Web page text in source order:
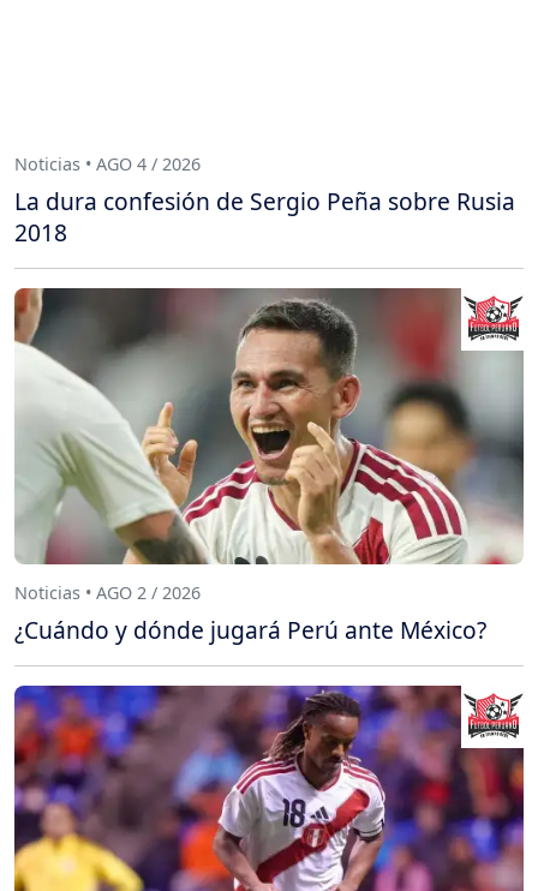
Noticias • AGO 4 / 2026
La dura confesión de Sergio Peña sobre Rusia
2018
Noticias • AGO 2 / 2026
¿Cuándo y dónde jugará Perú ante México?